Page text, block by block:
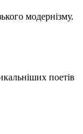
модернізму.
поетів